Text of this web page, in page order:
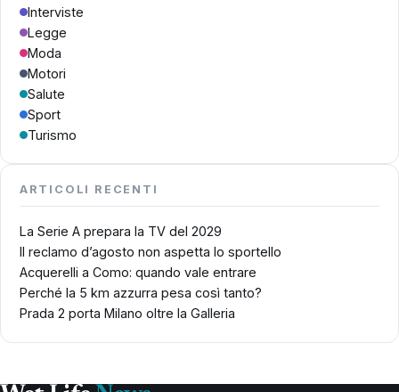
Interviste
Legge
Moda
Motori
Salute
Sport
Turismo
ARTICOLI RECENTI
La Serie A prepara la TV del 2029
Il reclamo d’agosto non aspetta lo sportello
Acquerelli a Como: quando vale entrare
Perché la 5 km azzurra pesa così tanto?
Prada 2 porta Milano oltre la Galleria